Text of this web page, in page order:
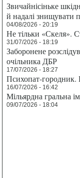
Звичайнісіньке
й надалі знищувати
04/08/2026 - 20:19
Не тільки «Скеля».
31/07/2026 - 18:19
Заборонене
очільника ДБР
17/07/2026 - 18:27
Психопат-городник.
16/07/2026 - 16:42
Мільярдна гральна
09/07/2026 - 18:04